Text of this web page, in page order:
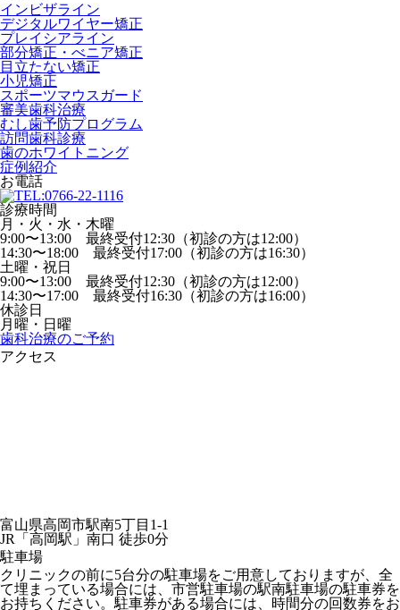
インビザライン
デジタルワイヤー矯正
プレイシアライン
部分矯正・べニア矯正
目立たない矯正
小児矯正
スポーツマウスガード
審美歯科治療
むし歯予防プログラム
訪問歯科診療
歯のホワイトニング
症例紹介
お電話
診療時間
月・火・水・木曜
9:00〜13:00 最終受付12:30（初診の方は12:00）
14:30〜18:00 最終受付17:00（初診の方は16:30）
土曜・祝日
9:00〜13:00 最終受付12:30（初診の方は12:00）
14:30〜17:00 最終受付16:30（初診の方は16:00）
休診日
月曜・日曜
歯科治療のご予約
アクセス
富山県高岡市駅南5丁目1-1
JR「高岡駅」南口 徒歩0分
駐車場
クリニックの前に5台分の駐車場をご用意しておりますが、全
て埋まっている場合には、市営駐車場の駅南駐車場の駐車券を
お持ちください。駐車券がある場合には、時間分の回数券をお